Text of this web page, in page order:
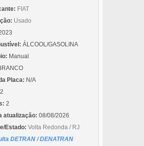
FIAT
Usado
ÁLCOOL/GASOLINA
Manual
Placa: N/A
2
atualização: 08/08/2026
Estado: Volta Redonda / RJ
DETRAN / DENATRAN